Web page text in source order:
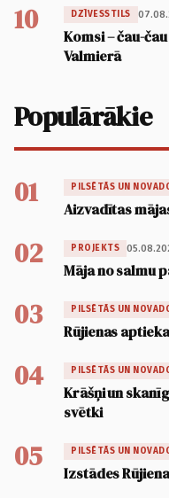
10 DZĪVESSTILS
Komsi – čau-
Valmierā
Populārākie
01 PILSĒTĀS UN
Aizvadītas
02 PROJEKTS
Māja no salmu
03 PILSĒTĀS UN
Rūjienas
04 PILSĒTĀS UN
Krāšņi un
svētki
05 PILSĒTĀS UN
Izstādes